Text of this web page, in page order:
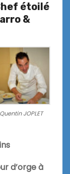
étoilé
&
Quentin JOPLET
d’orge à